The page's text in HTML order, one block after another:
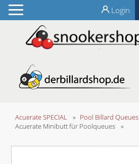
Login
Acuerate SPECIAL » Pool Billard Queues
Acuerate Minibutt für Poolqueues
»